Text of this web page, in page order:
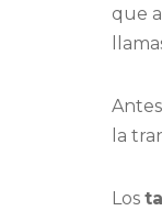
que
la
Los